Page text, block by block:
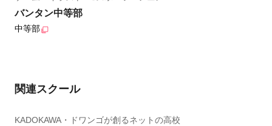
バンタン中等部
中等部
関連スクール
KADOKAWA・ドワンゴが創るネットの高校